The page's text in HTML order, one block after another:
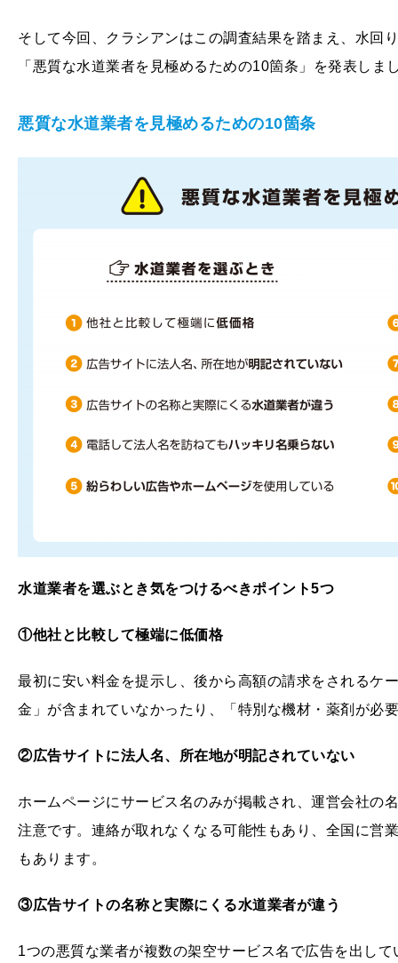
そして今回、クラシアンはこの調査結果を踏まえ、水回
「悪質な水道業者を見極めるための10箇条」を発表しま
悪質な水道業者を見極めるための10箇条
水道業者を選ぶとき気をつけるべきポイント5つ
①他社と比較して極端に低価格
最初に安い料金を提示し、後から高額の請求をされるケ
金」が含まれていなかったり、「特別な機材・薬剤が必
②広告サイトに法人名、所在地が明記されていない
ホームページにサービス名のみが掲載され、運営会社の
注意です。連絡が取れなくなる可能性もあり、全国に営
もあります。
③広告サイトの名称と実際にくる水道業者が違う
1つの悪質な業者が複数の架空サービス名で広告を出し